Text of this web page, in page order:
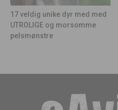
17 veldig unike dyr med med
UTROLIGE og morsomme
pelsmønstre